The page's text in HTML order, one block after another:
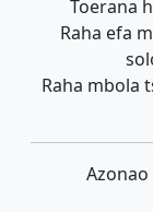
Toerana
Raha efa
Raha mbola